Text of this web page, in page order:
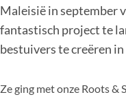
Maleisië in september
fantastisch project te
bestuivers te creëren
Ze ging met onze Roots &